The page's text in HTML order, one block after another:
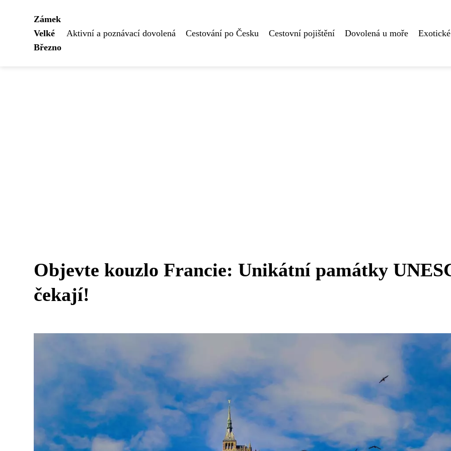
Zámek
Velké
Březno
Aktivní a poznávací dovolená Cestování po Česku Cestovní pojištění Dovolená u moře
Objevte kouzlo Francie: Unikátní památky
čekají!